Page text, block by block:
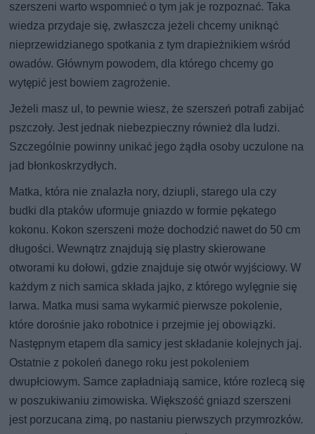
szerszeni warto wspomnieć o tym jak je rozpoznać. Taka
wiedza przydaje się, zwłaszcza jeżeli chcemy uniknąć
nieprzewidzianego spotkania z tym drapieżnikiem wśród
owadów. Głównym powodem, dla którego chcemy go
wytępić jest bowiem zagrożenie.
Jeżeli masz ul, to pewnie wiesz, że szerszeń potrafi zabijać
pszczoły. Jest jednak niebezpieczny również dla ludzi.
Szczególnie powinny unikać jego żądła osoby uczulone na
jad błonkoskrzydłych.
Matka, która nie znalazła nory, dziupli, starego ula czy
budki dla ptaków uformuje gniazdo w formie pękatego
kokonu. Kokon szerszeni może dochodzić nawet do 50 cm
długości. Wewnątrz znajdują się plastry skierowane
otworami ku dołowi, gdzie znajduje się otwór wyjściowy. W
każdym z nich samica składa jajko, z którego wylęgnie się
larwa. Matka musi sama wykarmić pierwsze pokolenie,
które dorośnie jako robotnice i przejmie jej obowiązki.
Następnym etapem dla samicy jest składanie kolejnych jaj.
Ostatnie z pokoleń danego roku jest pokoleniem
dwupłciowym. Samce zapładniają samice, które rozlecą się
w poszukiwaniu zimowiska. Większość gniazd szerszeni
jest porzucana zimą, po nastaniu pierwszych przymrozków.